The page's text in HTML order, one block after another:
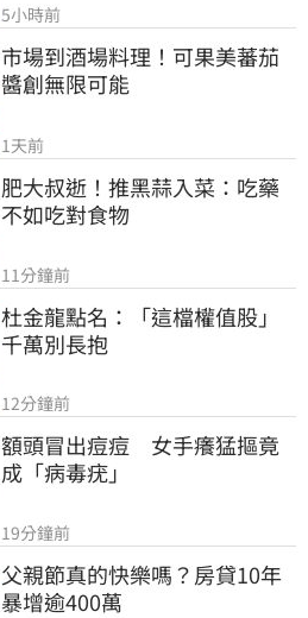
5小時前
市場到酒場料理！可果美蕃茄
醬創無限可能
1天前
肥大叔逝！推黑蒜入菜：吃藥
不如吃對食物
11分鐘前
杜金龍點名：「這檔權值股」
千萬別長抱
12分鐘前
額頭冒出痘痘　女手癢猛摳竟
成「病毒疣」
19分鐘前
父親節真的快樂嗎？房貸10年
暴增逾400萬